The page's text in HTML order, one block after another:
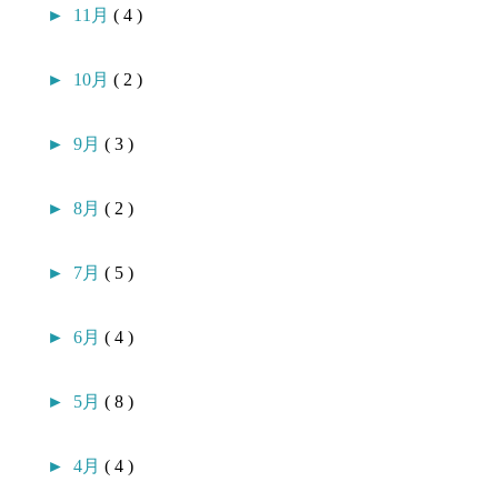
► 11月( 4 )
► 10月( 2 )
►9月( 3 )
►8月( 2 )
► 7月( 5 )
►6月( 4 )
► 5月( 8 )
►4月( 4 )